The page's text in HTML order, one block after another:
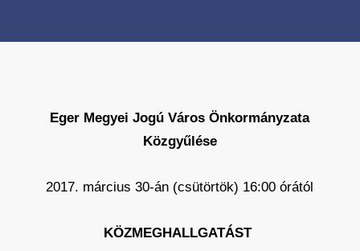
Eger Megyei Jogú Város Önkormányzata
Közgyűlése
2017. március 30-án (csütörtök) 16:00 órától
KÖZMEGHALLGATÁST